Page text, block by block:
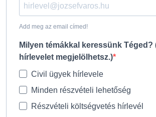
Add meg az email címed!
Milyen témákkal keressünk Téged?
hírlevelet megjelölhetsz.)
Civil ügyek hírlevele
Minden részvételi lehetőség
Részvételi költségvetés hírlevél